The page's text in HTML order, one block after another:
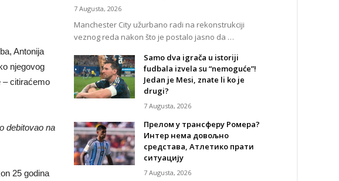
Antonija
njegovog
– citiraćemo
debitovao na
25 godina
7 Augusta, 2026
Manchester City užurbano radi na rekonstrukciji
veznog reda nakon što je postalo jasno da …
Samo dva igrača u istoriji
fudbala izvela su “nemoguće”!
Jedan je Mesi, znate li ko je
drugi?
7 Augusta, 2026
Прелом у трансферу Ромера?
Интер нема довољно
средстава, Атлетико прати
ситуацију
7 Augusta, 2026